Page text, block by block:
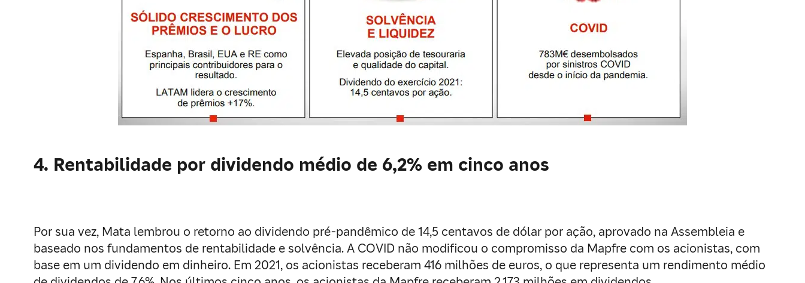
4. Rentabilidade por dividendo médio de 6,2% em cinco anos
Por sua vez, Mata lembrou o retorno ao dividendo pré-pandêmico de 14,5 centavos de dólar por ação, aprovado na Assembleia e
baseado nos fundamentos de rentabilidade e solvência. A COVID não modificou o compromisso da Mapfre com os acionistas, com
base em um dividendo em dinheiro. Em 2021, os acionistas receberam 416 milhões de euros, o que representa um rendimento médio